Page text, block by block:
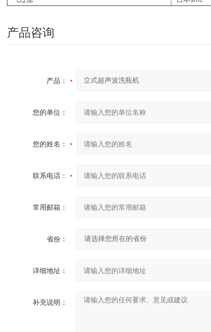
产品咨询
产品：
您的单位：
您的姓名：
联系电话：
常用邮箱：
省份：
详细地址：
补充说明：